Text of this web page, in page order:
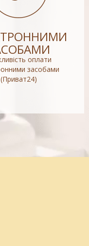
оплати
засобами
(Приват24)